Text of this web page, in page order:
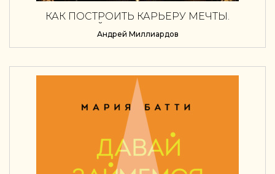
КАК ПОСТРОИТЬ КАРЬЕРУ МЕЧТЫ.
ПОШАГОВЫЙ ПЛАН ДЛЯ ДОСТИЖЕНИЯ
ПРОФЕССИОНАЛЬНОГО УСПЕХА
Андрей Миллиардов